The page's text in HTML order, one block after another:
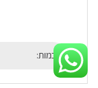
כמות: